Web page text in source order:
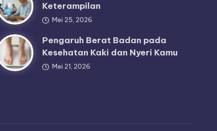
Keterampilan
Mei 25, 2026
Pengaruh Berat Badan pada
Kesehatan Kaki dan Nyeri Kamu
Mei 21, 2026